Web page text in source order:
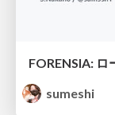
FORENSIA:
sumeshi